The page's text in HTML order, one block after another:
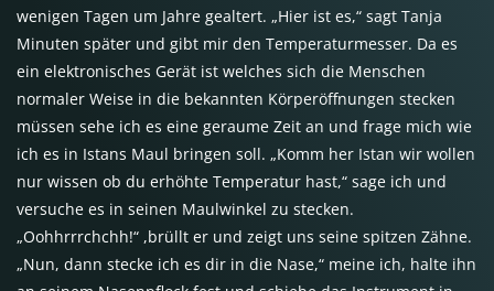
wenigen Tagen um Jahre gealtert. „Hier ist es,“ sagt Tanja
Minuten später und gibt mir den Temperaturmesser. Da es
ein elektronisches Gerät ist welches sich die Menschen
normaler Weise in die bekannten Körperöffnungen stecken
müssen sehe ich es eine geraume Zeit an und frage mich wie
ich es in Istans Maul bringen soll. „Komm her Istan wir wollen
nur wissen ob du erhöhte Temperatur hast,“ sage ich und
versuche es in seinen Maulwinkel zu stecken.
„Oohhrrrchchh!“ ,brüllt er und zeigt uns seine spitzen Zähne.
„Nun, dann stecke ich es dir in die Nase,“ meine ich, halte ihn